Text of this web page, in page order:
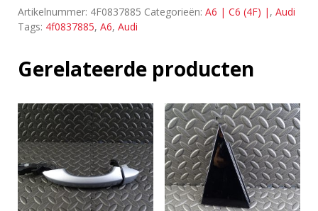
s
2
4
0
1
2
Artikelnummer: 4F0837885 Categorieën: A6 | C6 (4F) | , Audi
Tags: 4f0837885, A6, Audi
Gerelateerde producten